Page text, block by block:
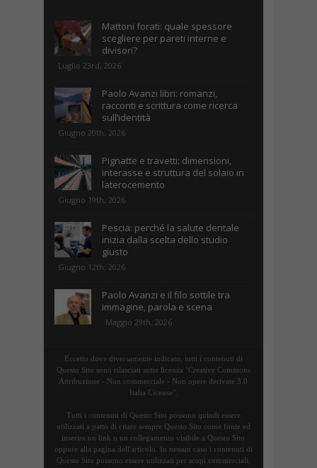
Mattoni forati: quale spessore
scegliere per pareti interne e
divisori?
Luglio 23rd, 2026
Paolo Avanzi libri: romanzi,
racconti e scrittura come ricerca
sull’identità
Giugno 20th, 2026
Pignatte e travetti: dimensioni,
interasse e struttura del solaio in
laterocemento
Giugno 19th, 2026
Pescia: perché la salute dentale
inizia dalla scelta dello studio
giusto
Giugno 12th, 2026
Paolo Avanzi e il filo sottile tra
immagine, parola e scena
Maggio 29th, 2026
Eccetto dove diversamente indicato, tutti i contenuti di
Questo Sito sono rilasciati sotto licenza "Creative Commons
Attribuzione - Non commerciale - Non opere derivate 3.0
Italia License".
Tutti i contenuti di Questo Sito possono quindi essere
utilizzati a patto di citare sempre Questo Sito come fonte ed
inserire un link o un collegamento visibile a Questo Sito
oppure alla pagina dell'articolo. In nessun caso i contenuti di
Questo Sito possono essere utilizzati per scopi commerciali.